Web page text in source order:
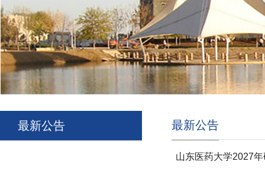
最新公告 最新公告
山东医药大学2027